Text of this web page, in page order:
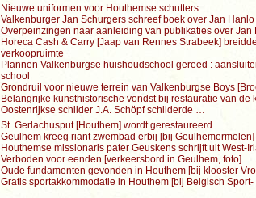
Nieuwe uniformen voor Houthemse schutters
Valkenburger Jan Schurgers schreef boek over Jan Hanlo
Overpeinzingen naar aanleiding van publikaties over Jan
Horeca Cash & Carry [Jaap van Rennes Strabeek]
verkoopruimte
Plannen Valkenburgse huishoudschool gereed :
school
Grondruil voor nieuwe terrein van Valkenburgse Boys
Belangrijke kunsthistorische vondst bij restauratie van de
Oostenrijkse schilder J.A. Schöpf schilderde …
St. Gerlachusput [Houthem] wordt gerestaureerd
Geulhem kreeg riant zwembad erbij [bij Geulhemermolen]
Houthemse missionaris pater Geuskens schrijft uit West-
Verboden voor eenden [verkeersbord in Geulhem, foto]
Oude fundamenten gevonden in Houthem [bij klooster
Gratis sportakkommodatie in Houthem [bij Belgisch